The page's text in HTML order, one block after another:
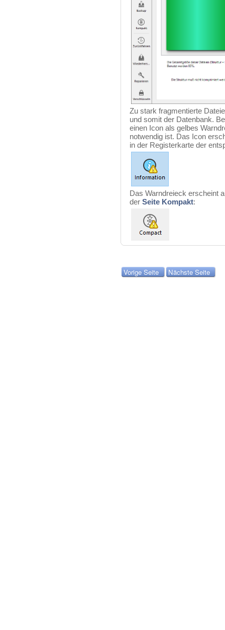
Zu stark fragmentierte
und somit der Datenbank.
einen Icon als gelbes
notwendig ist. Das Icon
in der Registerkarte der
Das Warndreieck erscheint
der Seite Kompakt:
Vorige Seite Nächste Seite